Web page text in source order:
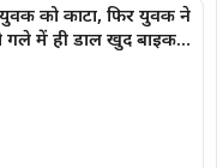
को काटा, फिर युवक ने
गले में ही डाल खुद बाइक